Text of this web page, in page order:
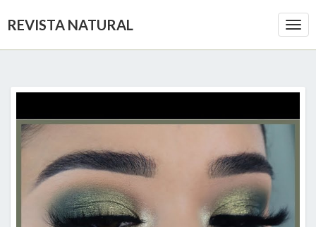
REVISTA NATURAL